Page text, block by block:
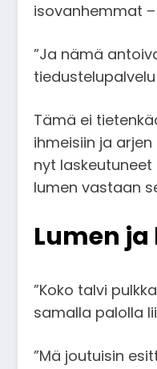
isovanhemmat
”Ja nämä
Tämä ei
ihmeisiin ja
nyt laskeutuneet
lumen vastaan
Lumen
”Koko talvi
samalla palolla
”Mä joutuisin